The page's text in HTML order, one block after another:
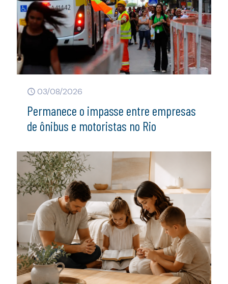
03/08/2026
Permanece o impasse entre empresas
de ônibus e motoristas no Rio